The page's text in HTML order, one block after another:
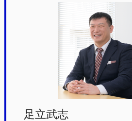
n
a
足立武志